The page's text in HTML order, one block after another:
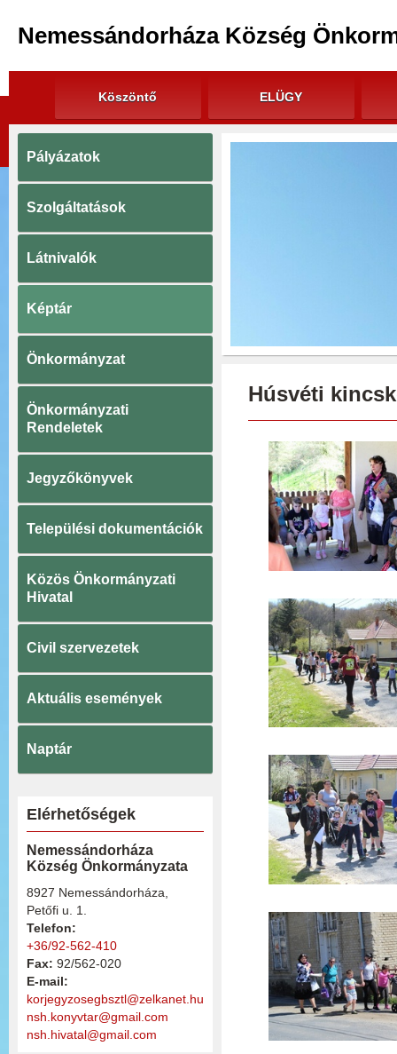
Nemessándorháza Község
Köszöntő ELÜGY
Pályázatok
Szolgáltatások
Látnivalók
Képtár
Önkormányzat
Önkormányzati
Rendeletek
Jegyzőkönyvek
Települési dokumentációk
Közös Önkormányzati
Hivatal
Civil szervezetek
Aktuális események
Naptár
Elérhetőségek
Nemessándorháza
Község Önkormányzata
8927 Nemessándorháza,
Petőfi u. 1.
Telefon:
+36/92-562-410
Fax: 92/562-020
E-mail:
korjegyzosegbsztl@zelkanet.hu
nsh.konyvtar@gmail.com
nsh.hivatal@gmail.com
Húsvéti